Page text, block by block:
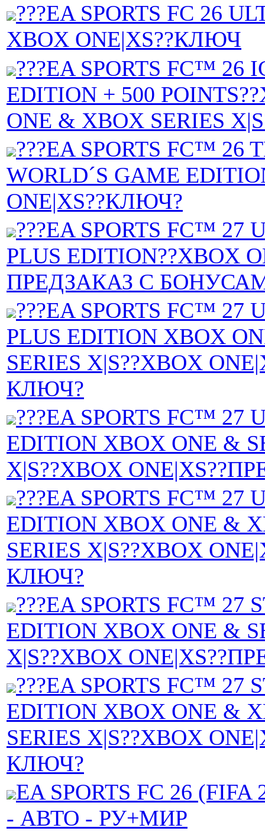
???EA SPORTS FC 26
XBOX ONE|XS??КЛЮЧ
???EA SPORTS FC™ 26
EDITION + 500
ONE & XBOX SERIES
???EA SPORTS FC™ 26
WORLD´S GAME
ONE|XS??КЛЮЧ?
???EA SPORTS FC™ 27
PLUS EDITION??XBOX
ПРЕДЗАКАЗ С
???EA SPORTS FC™ 27
PLUS EDITION XBOX
SERIES X|S??XBOX
КЛЮЧ?
???EA SPORTS FC™ 27
EDITION XBOX ONE &
X|S??XBOX
???EA SPORTS FC™ 27
EDITION XBOX ONE &
SERIES X|S??XBOX
КЛЮЧ?
???EA SPORTS FC™ 27
EDITION XBOX ONE &
X|S??XBOX
???EA SPORTS FC™ 27
EDITION XBOX ONE &
SERIES X|S??XBOX
КЛЮЧ?
EA SPORTS FC 26 (FIFA
- АВТО - РУ+МИР